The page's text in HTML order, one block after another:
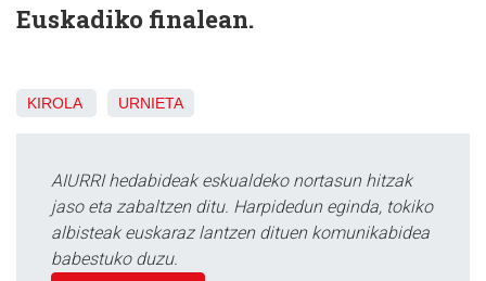
Euskadiko finalean.
KIROLA URNIETA
AIURRI hedabideak eskualdeko nortasun hitzak
jaso eta zabaltzen ditu. Harpidedun eginda, tokiko
albisteak euskaraz lantzen dituen komunikabidea
babestuko duzu.